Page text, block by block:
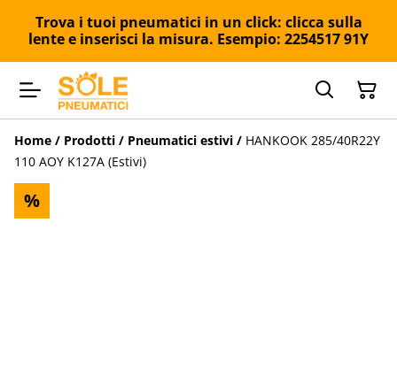
Trova i tuoi pneumatici in un click: clicca sulla
lente e inserisci la misura. Esempio: 2254517 91Y
Home / Prodotti / Pneumatici estivi / HANKOOK 285/40R22Y
110 AOY K127A (Estivi)
%